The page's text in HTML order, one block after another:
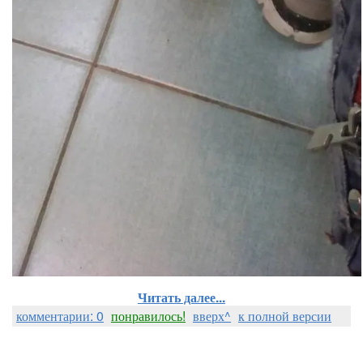
Читать далее...
комментарии: 0 понравилось! вверх^ к полной версии